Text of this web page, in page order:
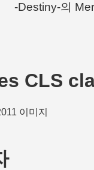
-Destiny-의
CLS